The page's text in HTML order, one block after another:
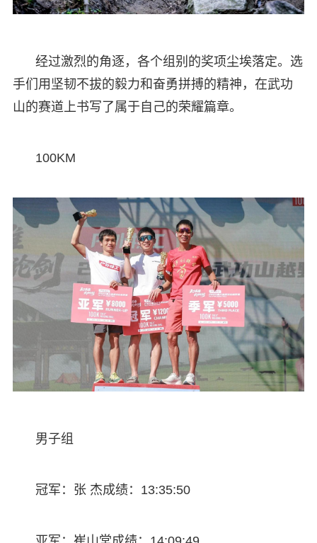
经过激烈的角逐，各个组别的奖项尘埃落定。选
手们用坚韧不拔的毅力和奋勇拼搏的精神，在武功
山的赛道上书写了属于自己的荣耀篇章。
100KM
男子组
冠军：张 杰成绩：13:35:50